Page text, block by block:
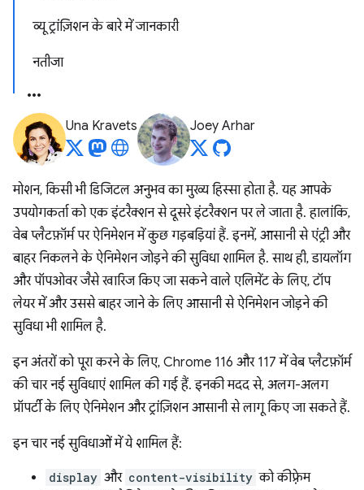
व्यू ट्रांज़िशन के बारे में जानकारी
नतीजा
Una Kravets Joey Arhar
मोशन, किसी भी डिजिटल अनुभव का मुख्य हिस्सा होता है. यह आपके
उपयोगकर्ता को एक इंटरैक्शन से दूसरे इंटरैक्शन पर ले जाता है. हालांकि,
वेब प्लैटफ़ॉर्म पर ऐनिमेशन में कुछ गड़बड़ियां हैं. इनमें, आसानी से एंट्री और
बाहर निकलने के ऐनिमेशन जोड़ने की सुविधा शामिल है. साथ ही, डायलॉग
और पॉपओवर जैसे खारिज किए जा सकने वाले एलिमेंट के लिए, टॉप
लेयर में और उससे बाहर जाने के लिए आसानी से ऐनिमेशन जोड़ने की
सुविधा भी शामिल है.
इन अंतरों को पूरा करने के लिए, Chrome 116 और 117 में वेब प्लैटफ़ॉर्म
की चार नई सुविधाएं शामिल की गई हैं. इनकी मदद से, अलग-अलग
प्रॉपर्टी के लिए ऐनिमेशन और ट्रांज़िशन आसानी से लागू किए जा सकते हैं.
इन चार नई सुविधाओं में ये शामिल हैं:
display और content-visibility को कीफ़्रेम